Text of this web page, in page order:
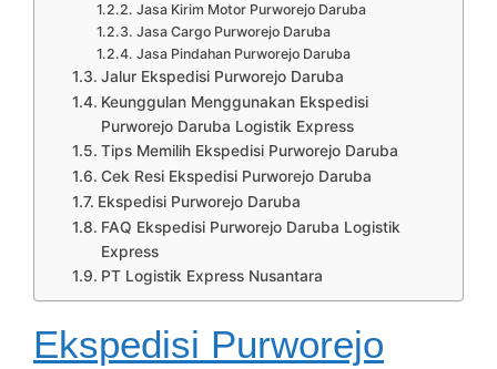
Jasa Kirim Motor Purworejo Daruba
Jasa Cargo Purworejo Daruba
Jasa Pindahan Purworejo Daruba
Jalur Ekspedisi Purworejo Daruba
Keunggulan Menggunakan Ekspedisi
Purworejo Daruba Logistik Express
Tips Memilih Ekspedisi Purworejo Daruba
Cek Resi Ekspedisi Purworejo Daruba
Ekspedisi Purworejo Daruba
FAQ Ekspedisi Purworejo Daruba Logistik
Express
PT Logistik Express Nusantara
Ekspedisi Purworejo